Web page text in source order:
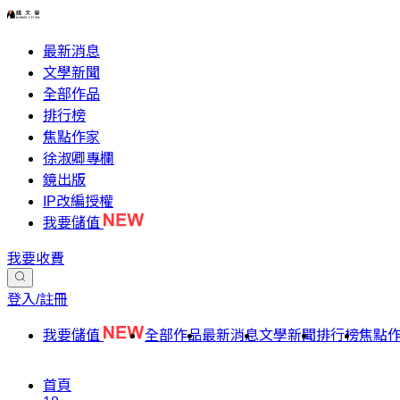
最新消息
文學新聞
全部作品
排行榜
焦點作家
徐淑卿專欄
鏡出版
IP改編授權
我要儲值
我要收費
登入/註冊
我要儲值 全部作品最新消息文學新聞排行榜焦點
首頁